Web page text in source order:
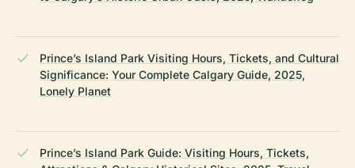
Prince’s Island Park Visiting Hours, Tickets, and Cultural
Significance: Your Complete Calgary Guide, 2025,
Lonely Planet
Prince’s Island Park Guide: Visiting Hours, Tickets,